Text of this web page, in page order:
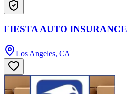
FIESTA AUTO INSURANCE
Los Angeles, CA